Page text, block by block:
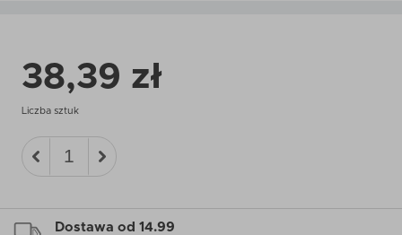
38,39 zł
Liczba sztuk
Dostawa od 14.99